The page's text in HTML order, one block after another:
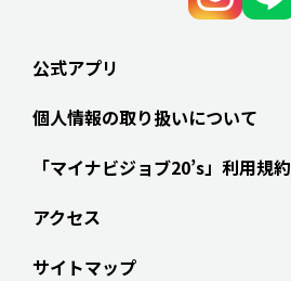
公式アプリ
個人情報の取り扱いについて
「マイナビジョブ20’s」利用規約
アクセス
サイトマップ